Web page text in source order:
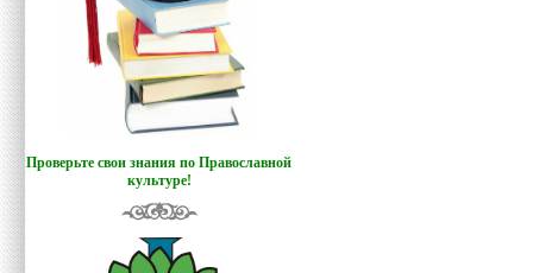
Проверьте свои знания по Православной
культуре!